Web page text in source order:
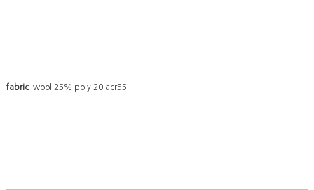
fabricwool 25% poly 20 acr55